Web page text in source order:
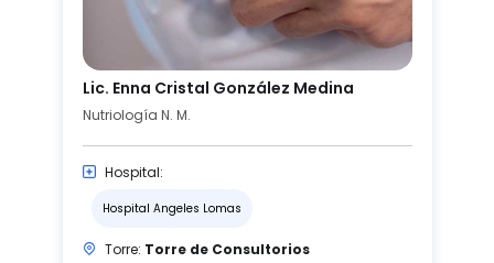
Lic. Enna Cristal González Medina
Nutriología N. M.
Hospital:
Hospital Angeles Lomas
Torre: Torre de Consultorios